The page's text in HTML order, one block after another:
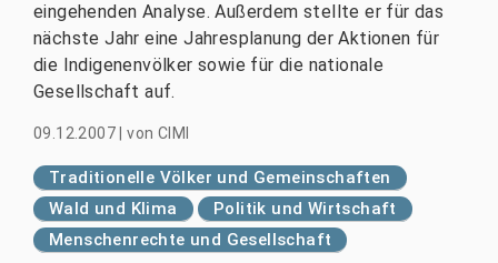
eingehenden Analyse. Außerdem stellte er für das
nächste Jahr eine Jahresplanung der Aktionen für
die Indigenenvölker sowie für die nationale
Gesellschaft auf.
09.12.2007 |von CIMI
Traditionelle Völker und Gemeinschaften
Wald und Klima
Politik und Wirtschaft
Menschenrechte und Gesellschaft